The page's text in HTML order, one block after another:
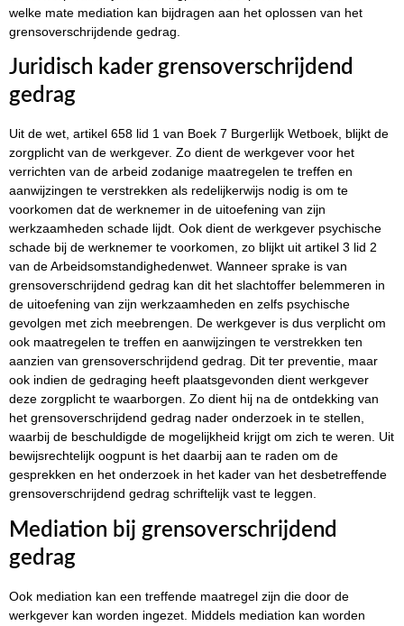
welke mate mediation kan bijdragen aan het oplossen van het
grensoverschrijdende gedrag.
Juridisch kader grensoverschrijdend
gedrag
Uit de wet, artikel 658 lid 1 van Boek 7 Burgerlijk Wetboek, blijkt de
zorgplicht van de werkgever. Zo dient de werkgever voor het
verrichten van de arbeid zodanige maatregelen te treffen en
aanwijzingen te verstrekken als redelijkerwijs nodig is om te
voorkomen dat de werknemer in de uitoefening van zijn
werkzaamheden schade lijdt. Ook dient de werkgever psychische
schade bij de werknemer te voorkomen, zo blijkt uit artikel 3 lid 2
van de Arbeidsomstandighedenwet. Wanneer sprake is van
grensoverschrijdend gedrag kan dit het slachtoffer belemmeren in
de uitoefening van zijn werkzaamheden en zelfs psychische
gevolgen met zich meebrengen. De werkgever is dus verplicht om
ook maatregelen te treffen en aanwijzingen te verstrekken ten
aanzien van grensoverschrijdend gedrag. Dit ter preventie, maar
ook indien de gedraging heeft plaatsgevonden dient werkgever
deze zorgplicht te waarborgen. Zo dient hij na de ontdekking van
het grensoverschrijdend gedrag nader onderzoek in te stellen,
waarbij de beschuldigde de mogelijkheid krijgt om zich te weren. Uit
bewijsrechtelijk oogpunt is het daarbij aan te raden om de
gesprekken en het onderzoek in het kader van het desbetreffende
grensoverschrijdend gedrag schriftelijk vast te leggen.
Mediation bij grensoverschrijdend
gedrag
Ook mediation kan een treffende maatregel zijn die door de
werkgever kan worden ingezet. Middels mediation kan worden